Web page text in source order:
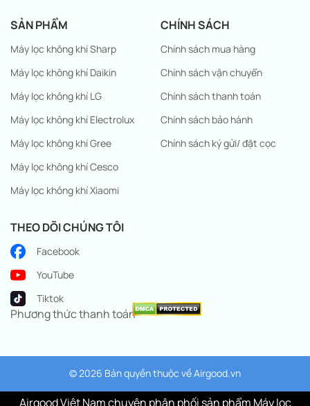
SẢN PHẨM
Máy lọc không khí Sharp
Máy lọc không khí Daikin
Máy lọc không khí LG
Máy lọc không khí Electrolux
Máy lọc không khí Gree
Máy lọc không khí Cesco
Máy lọc không khí Xiaomi
CHÍNH SÁCH
Chính sách mua hàng
Chính sách vận chuyển
Chính sách thanh toán
Chính sách bảo hành
Chính sách ký gửi/ đặt cọc
THEO DÕI CHÚNG TÔI
Facebook
YouTube
Tiktok
Phương thức thanh toán
© 2026 Bản quyền thuộc vềAirgood.vn
Airgood Việt Nam chuyên phân phối sản phẩm Máy lọc